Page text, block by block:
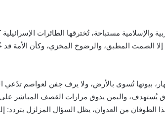
والإسلامية مستباحة، تُخترقها الطائرات
إلا الصمت المطبق، والرضوخ المخزي، وكأن الأمة
بيوتها تُسوى بالأرض، ولا يرف جفن لعواصم تدّعي
يُستهدف، واليمن يذوق مرارات القصف المباشر على
الطوفان من العدوان، يظل السؤال المزلزل يتردد: